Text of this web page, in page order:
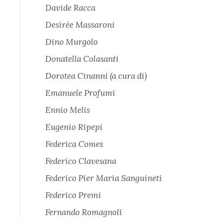
Davide Racca
Desirée Massaroni
Dino Murgolo
Donatella Colasanti
Dorotea Cinanni (a cura di)
Emanuele Profumi
Ennio Melis
Eugenio Ripepi
Federica Comes
Federico Clavesana
Federico Pier Maria Sanguineti
Federico Premi
Fernando Romagnoli